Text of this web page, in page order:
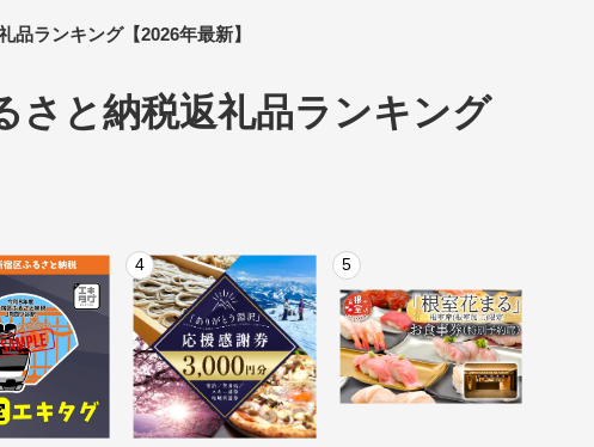
品ランキング【2026年最新】
さと納税返礼品ランキング
4 5